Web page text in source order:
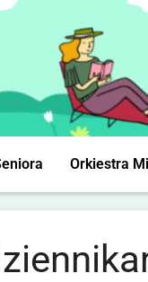
Orkiestra